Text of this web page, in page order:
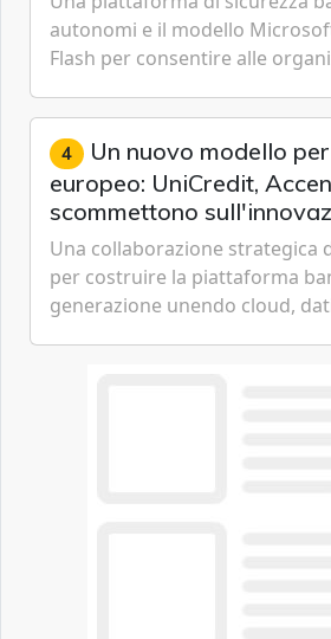
autonomi e il modello
Flash per consentire alle
gestione continua del rischio.
4 Un nuovo modello
europeo: UniCredit,
scommettono
tecnologica
Una collaborazione strategica
per costruire la piattaforma
generazione unendo cloud,